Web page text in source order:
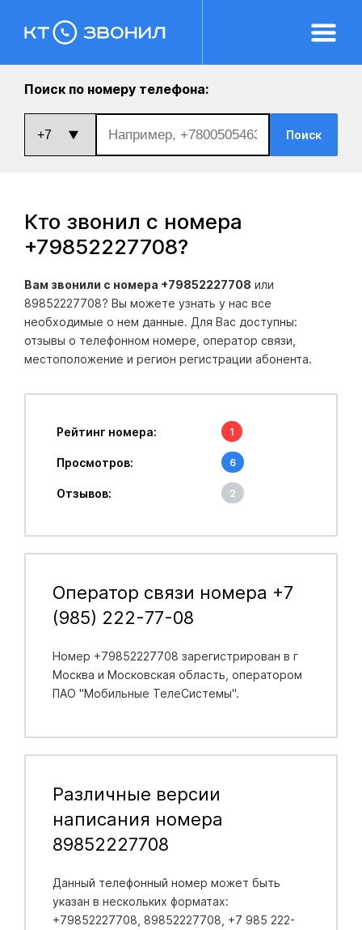
Поиск по номеру телефона:
Поиск
Кто звонил с номера
+79852227708?
Вам звонили с номера +79852227708 или
89852227708? Вы можете узнать у нас все
необходимые о нем данные. Для Вас доступны:
отзывы о телефонном номере, оператор связи,
местоположение и регион регистрации абонента.
Рейтинг номера: 1
Просмотров: 6
Отзывов: 2
Оператор связи номера +7
(985) 222-77-08
Номер +79852227708 зарегистрирован в г
Москва и Московская область , оператором
ПАО "Мобильные ТелеСистемы".
Различные версии
написания номера
89852227708
Данный телефонный номер может быть
указан в нескольких форматах:
+79852227708, 89852227708, +7 985 222-